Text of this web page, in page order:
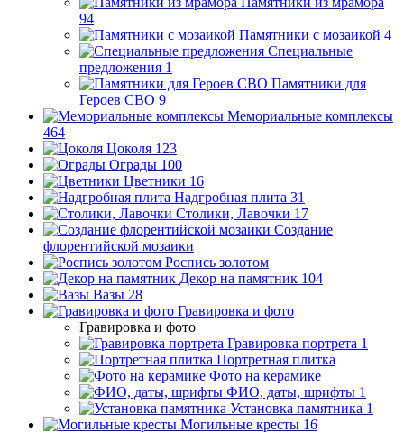
94
Памятники с мозаикой 4
Специальные
предложения 1
Памятники для
Героев СВО 9
Мемориальные комплексы
464
Цоколя 123
Ограды 100
Цветники 16
Надгробная плита 31
Столики, Лавочки 17
Создание
флорентийской мозаики
Роспись золотом
Декор на памятник 104
Вазы 28
Гравировка и фото
Гравировка и фото
Гравировка портрета 1
Портретная плитка
Фото на керамике
ФИО, даты, шрифты 1
Установка памятника 1
Могильные кресты 16